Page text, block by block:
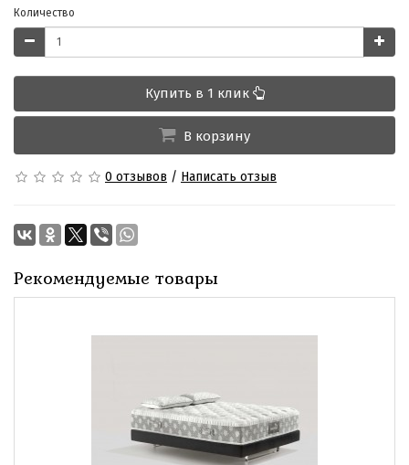
Количество
Купить в 1 клик
В корзину
0 отзывов / Написать отзыв
Рекомендуемые товары